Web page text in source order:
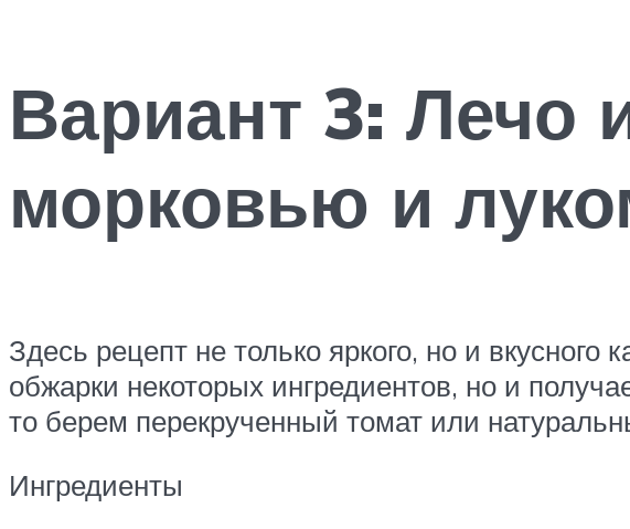
Вариант 3: Лечо
морковью и
Здесь рецепт не только яркого, но и вкусного
обжарки некоторых ингредиентов, но и
то берем перекрученный томат или
Ингредиенты